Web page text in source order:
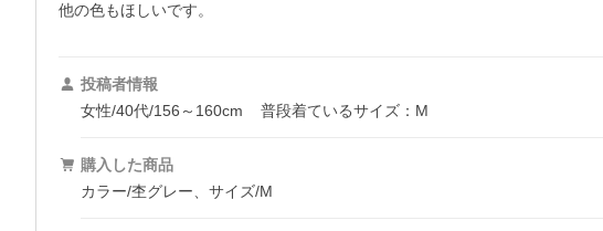
投稿者情報
女性/40代/156～160cm
普段着ているサイズ：M
購入した商品
カラー/杢グレー、サイズ/M